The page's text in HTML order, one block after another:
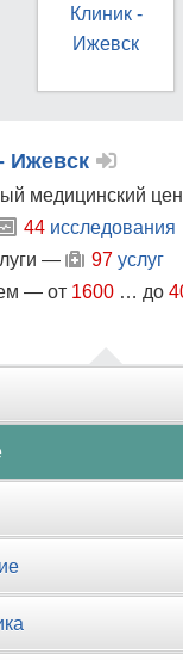
Ижевск
медицинский
44 исследования
—
97 услуг
— от 1600 … до